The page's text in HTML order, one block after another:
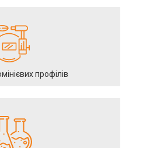
профілів